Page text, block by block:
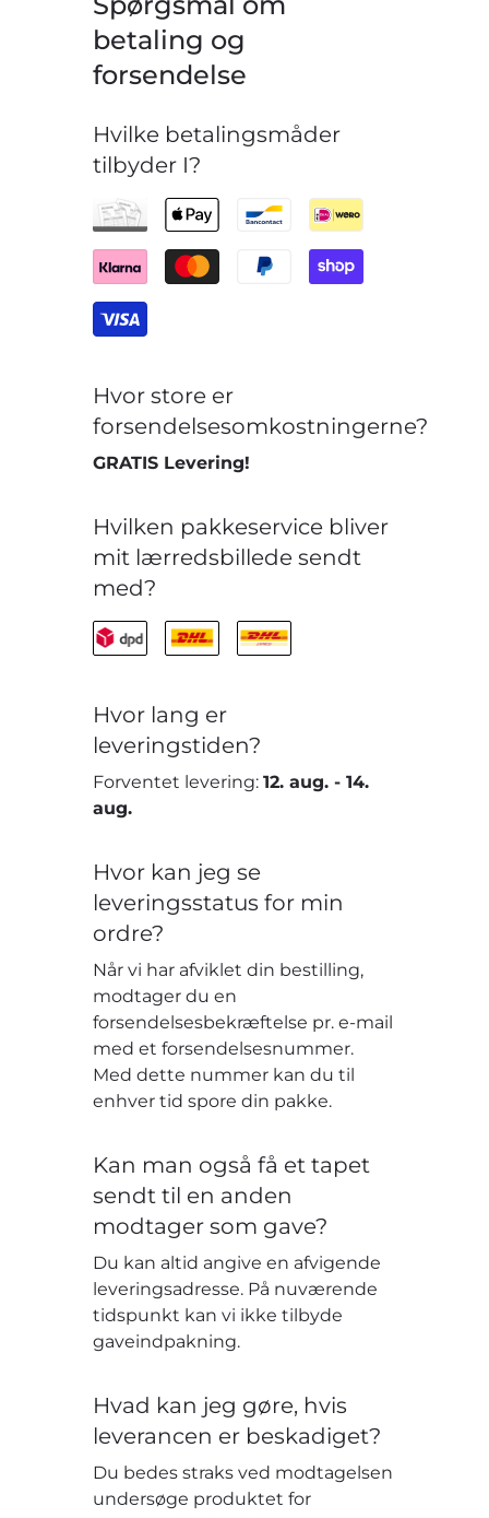
betaling og
forsendelse
Hvilke betalingsmåder
tilbyder I?
Hvor store er
forsendelsesomkostningerne?
GRATIS Levering!
Hvilken pakkeservice bliver
mit lærredsbillede sendt
med?
Hvor lang er
leveringstiden?
Forventet levering:12. aug. -14.
aug.
Hvor kan jeg se
leveringsstatus for min
ordre?
Når vi har afviklet din bestilling,
modtager du en
forsendelsesbekræftelse pr. e-mail
med et forsendelsesnummer.
Med dette nummer kan du til
enhver tid spore din pakke.
Kan man også få et tapet
sendt til en anden
modtager som gave?
Du kan altid angive en afvigende
leveringsadresse. På nuværende
tidspunkt kan vi ikke tilbyde
gaveindpakning.
Hvad kan jeg gøre, hvis
leverancen er beskadiget?
Du bedes straks ved modtagelsen
undersøge produktet for